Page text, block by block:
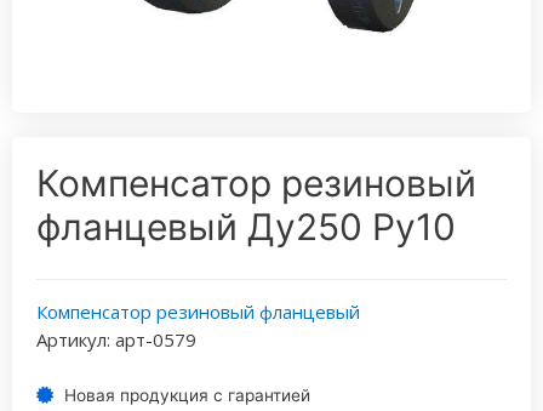
Компенсатор резиновый
фланцевый Ду250 Ру10
Компенсатор резиновый фланцевый
Артикул: арт-0579
Новая продукция с гарантией